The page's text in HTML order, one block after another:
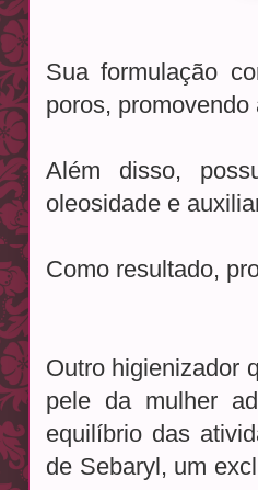
Sua formulação
poros,
Além disso,
oleosidade e
Como resultado,
Outro higienizador
pele da mulher
equilíbrio das
de Sebaryl, um